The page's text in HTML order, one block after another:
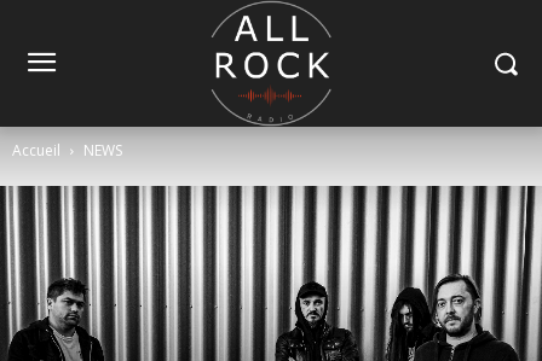
Accueil NEWS